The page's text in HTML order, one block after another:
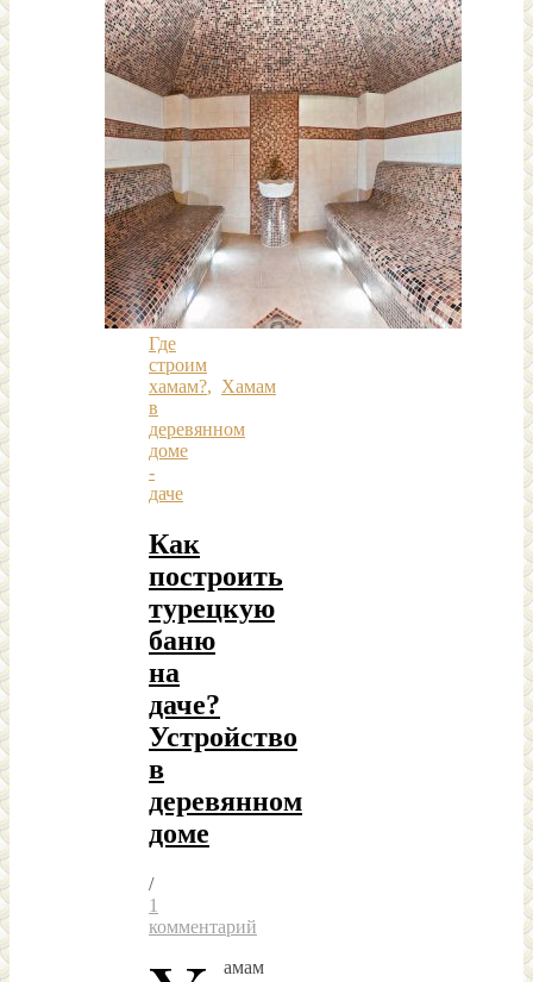
Где
строим
хамам?, Хамам
в
деревянном
доме
-
даче
Как
построить
турецкую
баню
на
даче?
Устройство
в
деревянном
доме
/
1
комментарий
амам